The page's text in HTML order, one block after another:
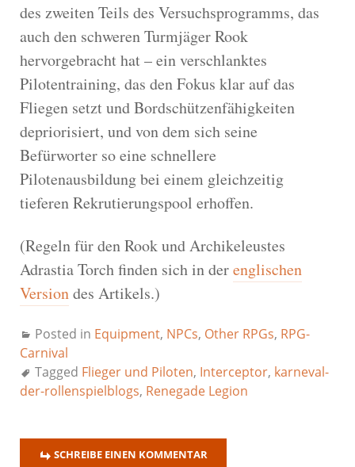
des zweiten Teils des Versuchsprogramms, das
auch den schweren Turmjäger Rook
hervorgebracht hat – ein verschlanktes
Pilotentraining, das den Fokus klar auf das
Fliegen setzt und Bordschützenfähigkeiten
depriorisiert, und von dem sich seine
Befürworter so eine schnellere
Pilotenausbildung bei einem gleichzeitig
tieferen Rekrutierungspool erhoffen.
(Regeln für den Rook und Archikeleustes
Adrastia Torch finden sich in derenglischen
Versiondes Artikels.)
Posted in Equipment, NPCs, Other RPGs, RPG-
Carnival
Tagged Flieger und Piloten, Interceptor, karneval-
der-rollenspielblogs, Renegade Legion
SCHREIBE EINEN KOMMENTAR